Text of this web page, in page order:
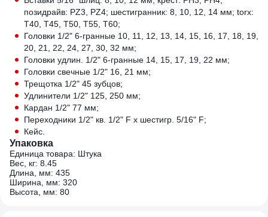
позидрайв: PZ3, PZ4; шестигранник: 8, 10, 12, 14 мм; torx:
T40, T45, T50, T55, T60;
Головки 1/2" 6-гранные 10, 11, 12, 13, 14, 15, 16, 17, 18, 19,
20, 21, 22, 24, 27, 30, 32 мм;
Головки удлин. 1/2" 6-гранные 14, 15, 17, 19, 22 мм;
Головки свечные 1/2" 16, 21 мм;
Трещотка 1/2" 45 зубцов;
Удлинители 1/2" 125, 250 мм;
Кардан 1/2" 77 мм;
Переходники 1/2" кв. 1/2" F х шестигр. 5/16" F;
Кейс.
Упаковка
Единица товара: Штука
Вес, кг: 8.45
Длина, мм: 435
Ширина, мм: 320
Высота, мм: 80